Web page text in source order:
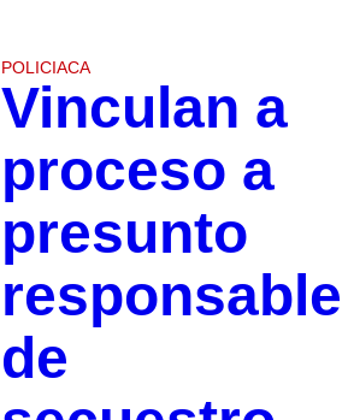
POLICIACA
Vinculan a
proceso a
presunto
responsable
de